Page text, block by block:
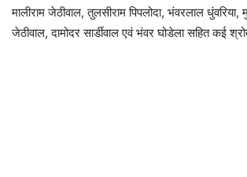
मालीराम जेठीवाल, तुलसीराम पिपलोदा, भंवरलाल
जेठीवाल, दामोदर सार्डीवाल एवं भंवर घोडेला सहित कई